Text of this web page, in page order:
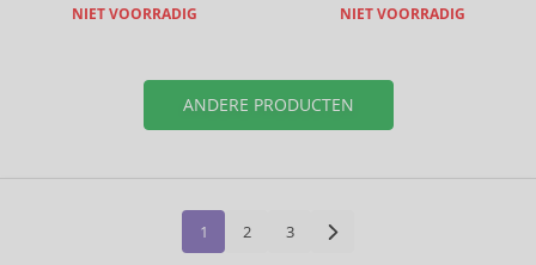
NIET VOORRADIG NIET VOORRADIG
ANDERE PRODUCTEN
1 2 3